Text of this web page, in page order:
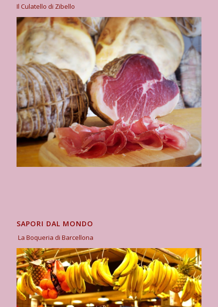
Il Culatello di Zibello
SAPORI DAL MONDO
La Boqueria di Barcellona